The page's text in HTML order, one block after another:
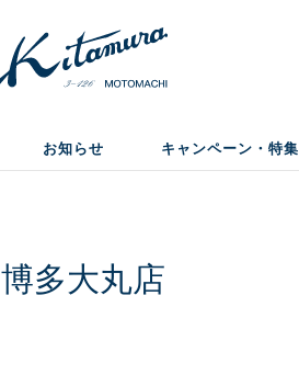
お知らせ キャンペーン・特集
博多大丸店